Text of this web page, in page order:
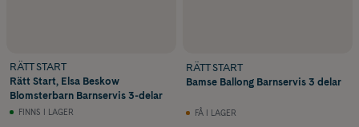
RÄTT START
Rätt Start, Elsa Beskow
Blomsterbarn Barnservis 3-delar
FINNS I LAGER
RÄTT START
Bamse Ballong Barnservis 3 delar
FÅ I LAGER